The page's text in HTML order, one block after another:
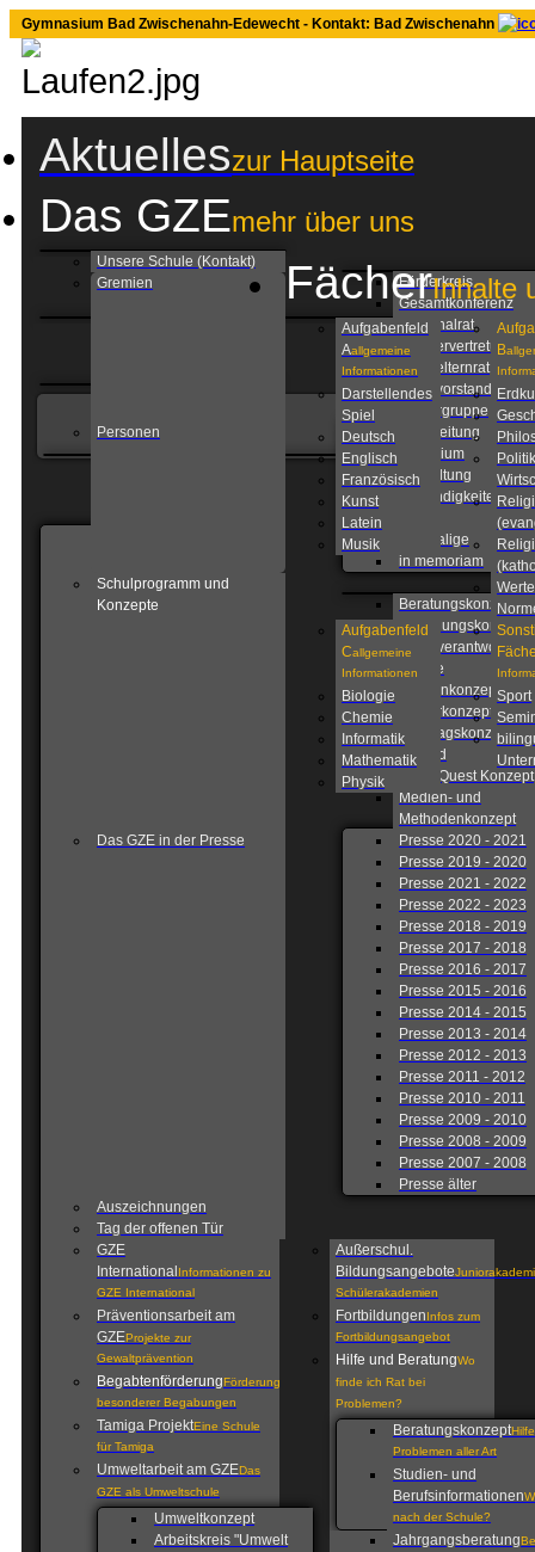
Gymnasium Bad Zwischenahn-Edewecht - Kontakt: Bad Zwischenahn
Aktuelleszur Hauptseite
Das GZEmehr über uns
Unsere Schule (Kontakt)
Gremien
Förderkreis
Gesamtkonferenz
Personalrat
Schülervertretung
Schulelternrat
Schulvorstand
Steuergruppe
Personen
Schulleitung
Kollegium
Verwaltung
Zuständigkeiten am
Ehemalige
in memoriam
Schulprogramm und
Konzepte
Beratungskonzept
Betreuungskonzept
Eigenverantwortliche
Schule
Fahrtenkonzept
Förderkonzept
Ganztagskonzept
Leitbild
Lions Quest Konzept
Medien- und
Methodenkonzept
Das GZE in der Presse
Presse 2020 - 2021
Presse 2019 - 2020
Presse 2021 - 2022
Presse 2022 - 2023
Presse 2018 - 2019
Presse 2017 - 2018
Presse 2016 - 2017
Presse 2015 - 2016
Presse 2014 - 2015
Presse 2013 - 2014
Presse 2012 - 2013
Presse 2011 - 2012
Presse 2010 - 2011
Presse 2009 - 2010
Presse 2008 - 2009
Presse 2007 - 2008
Presse älter
Auszeichnungen
Tag der offenen Tür
FächerInhalte
Aufgabenfeld
Aallgemeine
Informationen
Darstellendes
Spiel
Deutsch
Englisch
Französisch
Kunst
Latein
Musik
B
Aufgabenfeld
Callgemeine
Informationen
Biologie
Chemie
Informatik
Mathematik
Physik
Sport
GZE
International Informationen zu
GZE International
Präventionsarbeit am
GZEProjekte zur
Gewaltprävention
BegabtenförderungFörderung
besonderer Begabungen
Tamiga ProjektEine Schule
für Tamiga
Umweltarbeit am GZEDas
GZE als Umweltschule
Umweltkonzept
Arbeitskreis "Umwelt
Außerschul.
Bildungsangebote
Schülerakademien
FortbildungenInfos zum
Fortbildungsangebot
Hilfe und BeratungWo
finde ich Rat bei
Problemen?
Beratungskonzept
Problemen aller Art
Studien- und
Berufsinformationen
nach der Schule?
Jahrgangsberatung